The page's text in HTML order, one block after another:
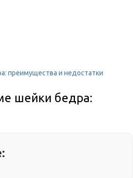
преимущества и недостатки
шейки бедра: